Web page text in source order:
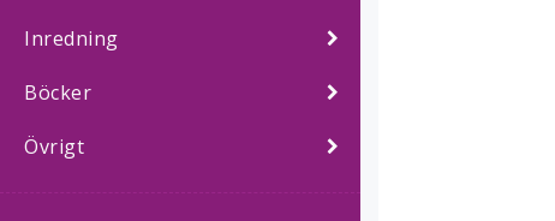
Inredning
Böcker
Övrigt